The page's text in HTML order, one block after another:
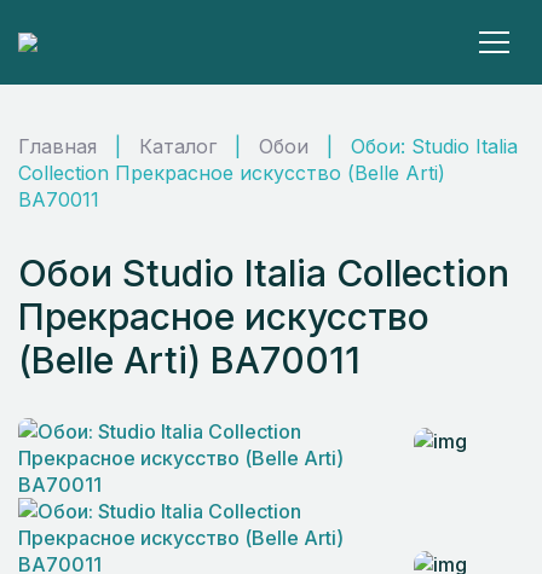
Главная Каталог Обои
Обои: Studio Italia
Collection Прекрасное искусство (Belle Arti)
BA70011
Обои Studio Italia Collection
Прекрасное искусство
(Belle Arti) BA70011